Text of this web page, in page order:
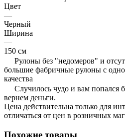
Цвет
—
Черный
Ширина
—
150 см
Рулоны без "недомеров" и
большие фабричные рулоны с
качества
Случилось чудо и вам попался
вернем деньги.
Цена действительна только для
отличаться от цен в розничных
Похожие товары